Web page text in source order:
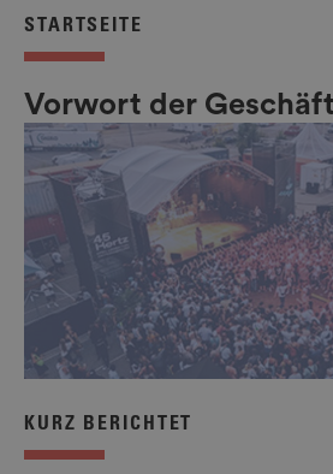
STARTSEITE
Vorwort der
KURZ BERICHTET